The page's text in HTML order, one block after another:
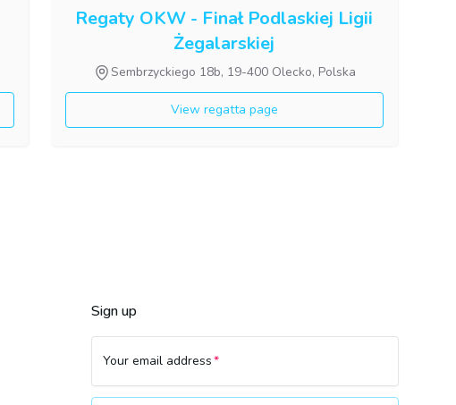
Regaty OKW - Finał Podlaskiej Ligii
Żegalarskiej
Sembrzyckiego 18b, 19-400 Olecko, Polska
View regatta page
Sign up
Your email address